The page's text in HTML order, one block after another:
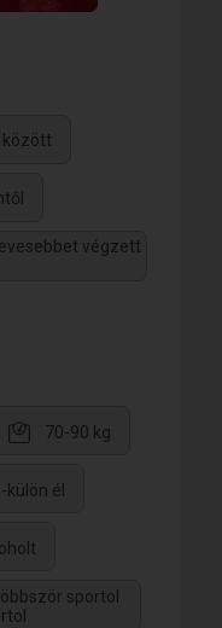
között
végzett
70-90 kg
külön él
sportol